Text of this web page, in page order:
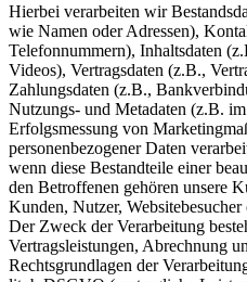
Hierbei verarbeiten wir
wie Namen oder Adressen),
Telefonnummern), Inhaltsdaten
Videos), Vertragsdaten (z.B.,
Zahlungsdaten (z.B.,
Nutzungs- und Metadaten (z.B.
Erfolgsmessung von
personenbezogener Daten
wenn diese Bestandteile einer
den Betroffenen gehören unsere
Kunden, Nutzer,
Der Zweck der Verarbeitung
Vertragsleistungen, Abrechnung
Rechtsgrundlagen der